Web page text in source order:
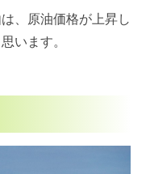
、原油価格が上昇し
います。